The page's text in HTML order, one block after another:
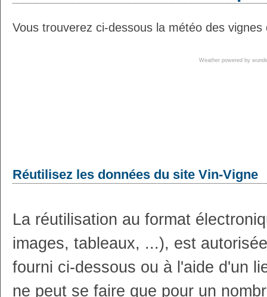
Vous trouverez ci-dessous la météo des
Weather powered by
Réutilisez les données du site Vin-Vigne
La réutilisation au format
images, tableaux, ...), est
fourni ci-dessous ou à l'aide d'un
ne peut se faire que pour un